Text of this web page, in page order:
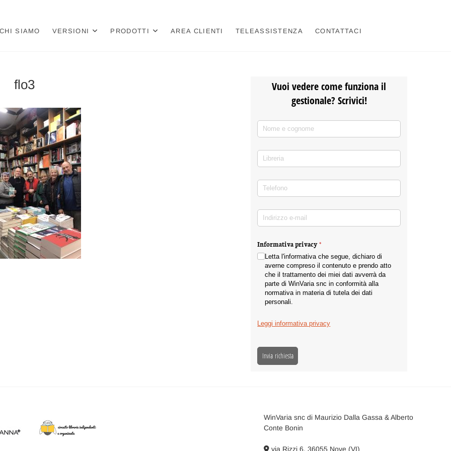
CHI SIAMO VERSIONI PRODOTTI AREA CLIENTI TELEASSISTENZA CONTATTACI
flo3
Vuoi vedere come funziona il
gestionale? Scrivici!
Nome e cognome
Libreria
Telefono
Indirizzo e-mail(richiesto)
Informativa privacy*
(richiesto)
Letta l'informativa che segue, dichiaro di
averne compreso il contenuto e prendo atto
che il trattamento dei miei dati avverrà da
parte di WinVaria snc in conformità alla
normativa in materia di tutela dei dati
personali.
Leggi informativa privacy
Invia richiesta
WinVaria snc di Maurizio Dalla Gassa & Alberto
Conte Bonin
via Rizzi 6, 36055 Nove (VI)